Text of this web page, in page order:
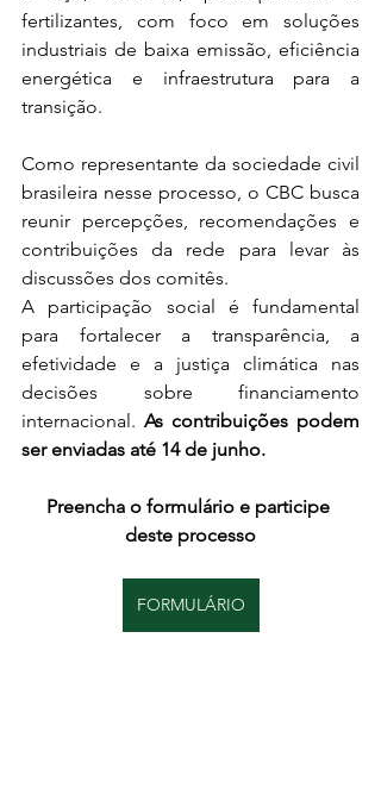
fertilizantes, com foco em soluções
industriais de baixa emissão, eficiência
energética e infraestrutura para a
transição.
Como representante da sociedade civil
brasileira nesse processo, o CBC busca
reunir percepções, recomendações e
contribuições da rede para levar às
discussões dos comitês.
A participação social é fundamental
para fortalecer a transparência, a
efetividade e a justiça climática nas
decisões sobre financiamento
internacional. As contribuições podem
ser enviadas até 14 de junho.
Preencha o formulário e participe
deste processo
FORMULÁRIO